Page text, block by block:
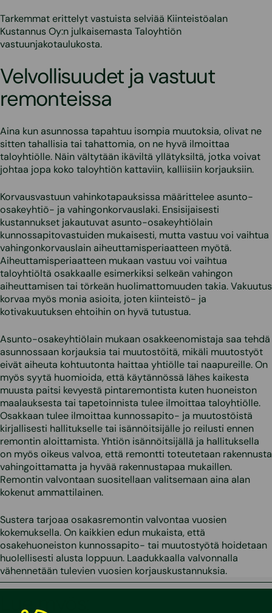
Tarkemmat erittelyt vastuista selviää Kiinteistöalan
Kustannus Oy:n julkaisemasta Taloyhtiön
vastuunjakotaulukosta.
Velvollisuudet ja vastuut
remonteissa
Aina kun asunnossa tapahtuu isompia muutoksia, olivat ne
sitten tahallisia tai tahattomia, on ne hyvä ilmoittaa
taloyhtiölle. Näin vältytään ikäviltä yllätyksiltä, jotka voivat
johtaa jopa koko taloyhtiön kattaviin, kalliisiin korjauksiin.
Korvausvastuun vahinkotapauksissa määrittelee asunto-
osakeyhtiö- ja vahingonkorvauslaki. Ensisijaisesti
kustannukset jakautuvat asunto-osakeyhtiölain
kunnossapitovastuiden mukaisesti, mutta vastuu voi vaihtua
vahingonkorvauslain aiheuttamisperiaatteen myötä.
Aiheuttamisperiaatteen mukaan vastuu voi vaihtua
taloyhtiöltä osakkaalle esimerkiksi selkeän vahingon
aiheuttamisen tai törkeän huolimattomuuden takia. Vakuutus
korvaa myös monia asioita, joten kiinteistö- ja
kotivakuutuksen ehtoihin on hyvä tutustua.
Asunto-osakeyhtiölain mukaan osakkeenomistaja saa tehdä
asunnossaan korjauksia tai muutostöitä, mikäli muutostyöt
eivät aiheuta kohtuutonta haittaa yhtiölle tai naapureille. On
myös syytä huomioida, että käytännössä lähes kaikesta
muusta paitsi kevyestä pintaremontista kuten huoneiston
maalauksesta tai tapetoinnista tulee ilmoittaa taloyhtiölle.
Osakkaan tulee ilmoittaa kunnossapito- ja muutostöistä
kirjallisesti hallitukselle tai isännöitsijälle jo reilusti ennen
remontin aloittamista. Yhtiön isännöitsijällä ja hallituksella
on myös oikeus valvoa, että remontti toteutetaan rakennusta
vahingoittamatta ja hyvää rakennustapaa mukaillen.
Remontin valvontaan suositellaan valitsemaan aina alan
kokenut ammattilainen.
Sustera tarjoaa osakasremontin valvontaa vuosien
kokemuksella. On kaikkien edun mukaista, että
osakehuoneiston kunnossapito- tai muutostyötä hoidetaan
huolellisesti alusta loppuun. Laadukkaalla valvonnalla
vähennetään tulevien vuosien korjauskustannuksia.
Lue myös: